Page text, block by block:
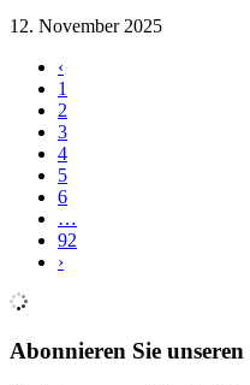
12. November 2025
‹
1
2
3
4
5
6
…
92
›
Abonnieren Sie unseren